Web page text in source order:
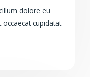
dolore eu
cupidatat